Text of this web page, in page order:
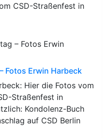
CSD-Straßenfest in
Fotos Erwin Harbeck
Hier die Fotos vom
Straßenfest in
Kondolenz-Buch
auf CSD Berlin